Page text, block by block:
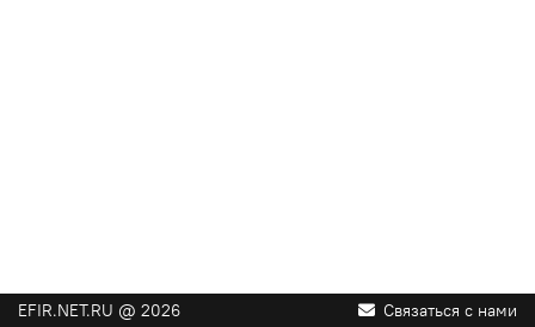
EFIR.NET.RU @ 2026 Связаться с нами